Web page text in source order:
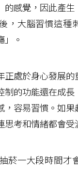
感覺，因此產生
，大腦習慣這種
」。
處於身心發展的
制的功能還在成
，容易習慣。如
思考和情緒都會受
菸一大段時間才